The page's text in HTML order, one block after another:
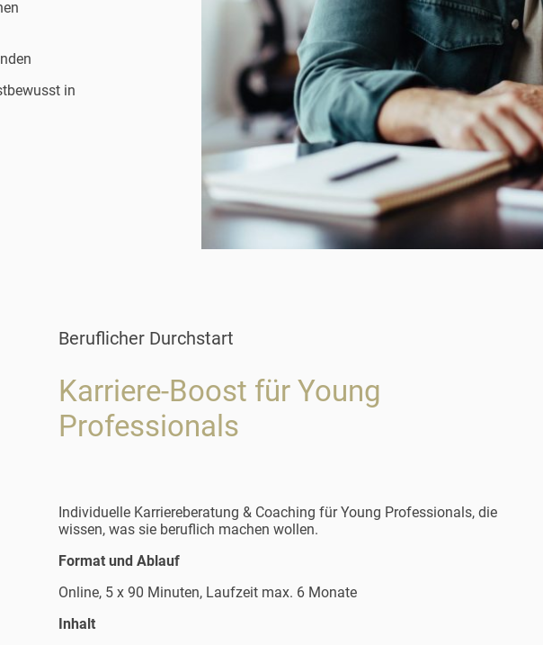
in
Beruflicher Durchstart
Karriere-Boost für Young
Professionals
Individuelle Karriereberatung & Coaching für Young Professionals, die
wissen, was sie beruflich machen wollen.
Format und Ablauf
Online, 5 x 90 Minuten, Laufzeit max. 6 Monate
Inhalt